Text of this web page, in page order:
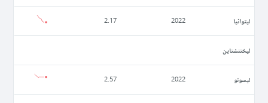
ليتوانيا 2022
2.17
ليختنشتاين
ليسوتو 2022
2.57